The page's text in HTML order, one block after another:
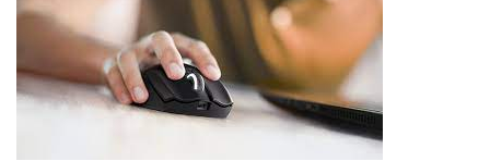
Travaux
Entreprise